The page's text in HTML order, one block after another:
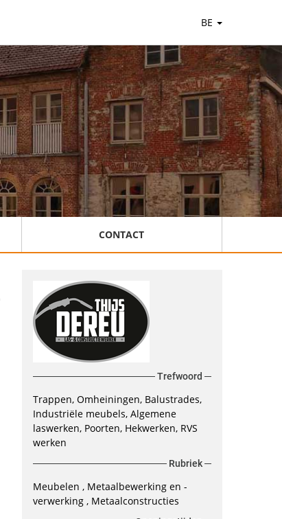
BE
CONTACT
Trefwoord
Trappen Omheiningen Balustrades
Industriële meubels Algemene
laswerken Poorten Hekwerken RVS
werken
Rubriek
Meubelen
Metaalbewerking en -
verwerking
Metaalconstructies